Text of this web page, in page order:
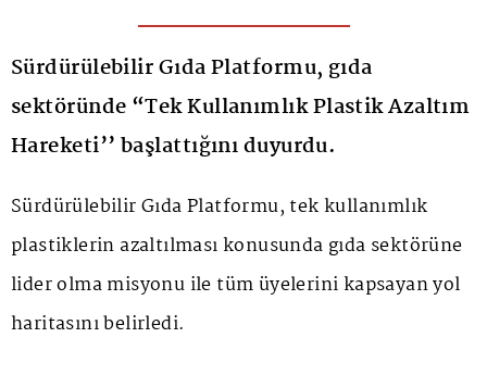
Sürdürülebilir Gıda Platformu, gıda
sektöründe “Tek Kullanımlık Plastik Azaltım
Hareketi’’ başlattığını duyurdu.
Sürdürülebilir Gıda Platformu, tek kullanımlık
plastiklerin azaltılması konusunda gıda sektörüne
lider olma misyonu ile tüm üyelerini kapsayan yol
haritasını belirledi.